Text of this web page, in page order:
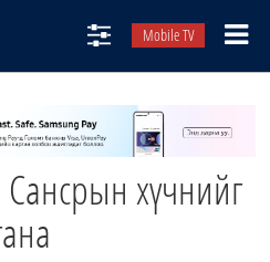
Mobile TV
хүчнийг